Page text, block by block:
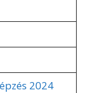
2024